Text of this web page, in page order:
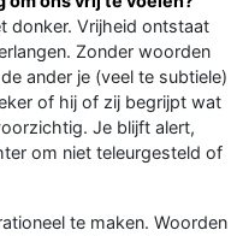
donker. Vrijheid ontstaat
Zonder woorden
ander je (veel te subtiele)
of hij of zij begrijpt wat
Je blijft alert,
om niet teleurgesteld of
te maken. Woorden